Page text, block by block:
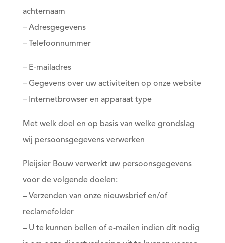
achternaam
– Adresgegevens
– Telefoonnummer
– E-mailadres
– Gegevens over uw activiteiten op onze website
– Internetbrowser en apparaat type
Met welk doel en op basis van welke grondslag
wij persoonsgegevens verwerken
Pleijsier Bouw verwerkt uw persoonsgegevens
voor de volgende doelen:
– Verzenden van onze nieuwsbrief en/of
reclamefolder
– U te kunnen bellen of e-mailen indien dit nodig